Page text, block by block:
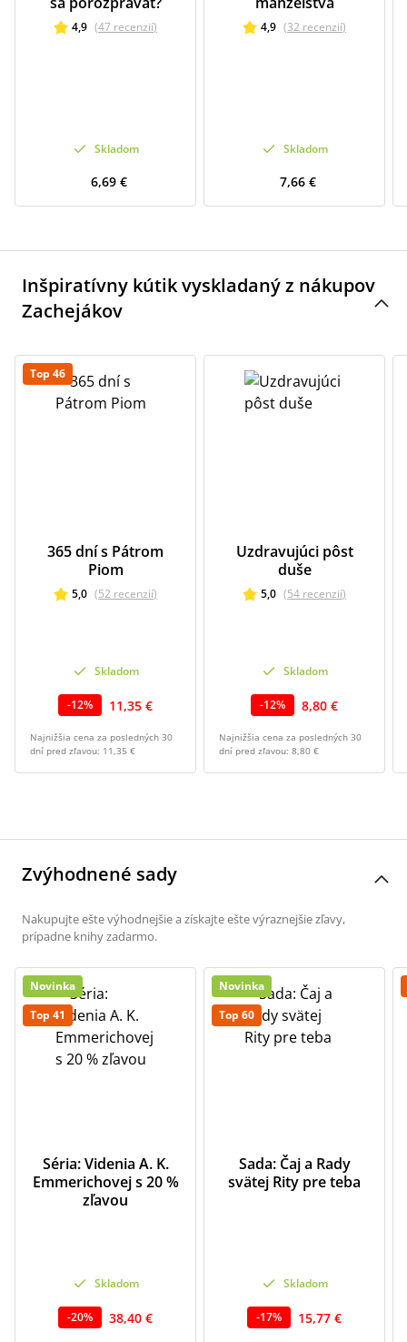
4,9 (47 recenzií)
Skladom
6,69 €
4,9 (32 recenzií)
Skladom
7,66 €
Inšpiratívny kútik vyskladaný z nákupov
Zachejákov
Top 46
365 dní s Pátrom
Piom
5,0 (52 recenzií)
Skladom
-12% 11,35 €
Najnižšia cena za posledných 30
dní pred zľavou: 11,35 €
Uzdravujúci pôst
duše
5,0 (54 recenzií)
Skladom
-12% 8,80 €
Najnižšia cena za posledných 30
dní pred zľavou: 8,80 €
Zvýhodnené sady
Nakupujte ešte výhodnejšie a získajte ešte výraznejšie zľavy,
prípadne knihy zadarmo.
Novinka
Top 41
Séria: Videnia A. K.
Emmerichovej s 20 %
zľavou
Skladom
-20% 38,40 €
Novinka
Top 60
Sada: Čaj a Rady
svätej Rity pre teba
Skladom
-17% 15,77 €